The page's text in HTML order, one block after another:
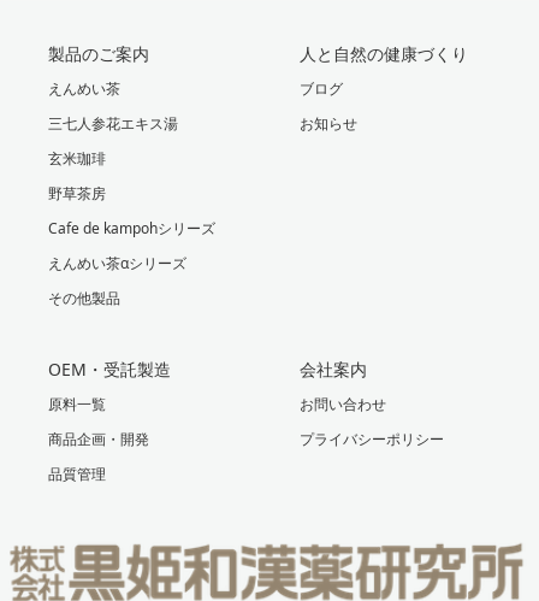
製品のご案内
えんめい茶
三七人参花エキス湯
玄米珈琲
野草茶房
Cafe de kampohシリーズ
えんめい茶αシリーズ
その他製品
人と自然の健康づくり
ブログ
お知らせ
OEM・受託製造
原料一覧
商品企画・開発
品質管理
会社案内
お問い合わせ
プライバシーポリシー